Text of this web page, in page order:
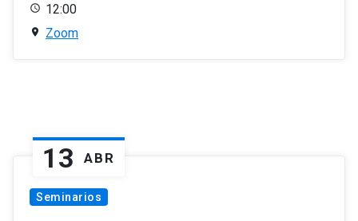
12:00
Zoom
13 ABR
Seminarios